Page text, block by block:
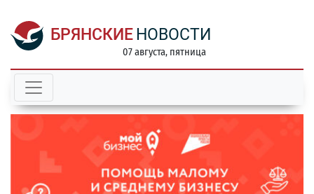
БРЯНСКИЕ НОВОСТИ
07 августа, пятница